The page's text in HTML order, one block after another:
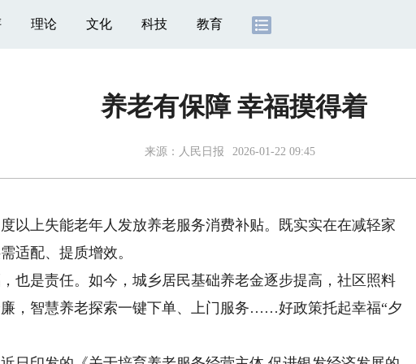
理论 文化 科技 教育
养老有保障 幸福摸得着
来源： 人民日报 2026-01-22 09:45
上失能老年人发放养老服务消费补贴。既实实在在减轻家
适配、提质增效。
是责任。如今，城乡居民基础养老金逐步提高，社区照料
，智慧养老探索一键下单、上门服务……好政策托起幸福“夕